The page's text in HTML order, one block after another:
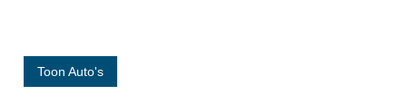
Toon Auto's